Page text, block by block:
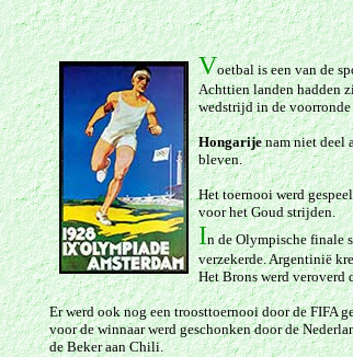
Voetbal is een van de
Achttien landen hadden
wedstrijd in de
Hongarijenam niet deel
bleven.
Het toernooi werd
voor het Goud strijden.
In de Olympische finale
verzekerde. Argentinië
Het Brons werd veroverd
Er werd ook nog een troosttoernooi door de FIFA
voor de winnaar werd geschonken door de
de Beker aan Chili.